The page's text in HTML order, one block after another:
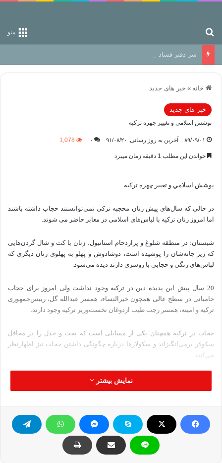
منو
سر دفتر فساد در زمین‌، دوری وکناره‌گیری از راه خداست‌!
خانه » خبر های جدید
خبر های جدید
پوشش اسلامي و تغيير چهره تركيه
۸۹/۰۹/۰۱ آخرین به روز رسانی: ۹۱/۰۸/۲۰ ۰ 1,078
خواندن این مطلب 1 دقیقه زمان میبرد
پوشش اسلامي و تغيير چهره تركيه
در حالی که سال‌های پیش زنان محجبه ترکی نمی‌توانستند حجاب داشته باشند
اما امروز زنان ترکیه با لباس‌های اسلامی در معابر حاضر می شوند.
شبستان: در منطقه شلوغ و پرازدحام استانبول،‌ زنان با کت و شال گردن‌هایی
که زیر چانه‌شان را پوشیده است، دوشادوش و پهلو به پهلوی زنان دیگری که
لباس‌های رنگی و حجابی با روسری دارند دیده می‌شود.
20 سال پیش این پدیده دین در ترکیه وجود نداشت ولی امروز برای حجاب
حامیانی در سطح عالی همچون خیرالنساء، همسر عبدالله گل، رییس‌جمهوری
ترکیه و امینه، همسر رجب طیب اردوغان نخست‌وزیر ترکیه وجود دارند.
حجاب در ترکیه همچنان یکی از مسایلی است که بحث و جدل را در محافل
سکولار برمی‌انگیزاند و سکولارها درباره چگونگی داشتن حجاب نیز اظهارنظر
می‌کنند.
حجاب از پوشش سر به شکل ماده که در سال‌های اولیه جمهوری ترکیه چیز
آلوده‌ای به شمار می‌آمد و بیانگر عقب‌ماندگی و ارتجاعی بودن ریشه‌های
حجاب چالشی را که نخبگان سکولار در ترکیه با آن رودررو هستند، به تصویر
می‌کشد و اختصاص به طبقه جدیدی از مسلمانان متعهد دین دارد.
نمایش بیشتر